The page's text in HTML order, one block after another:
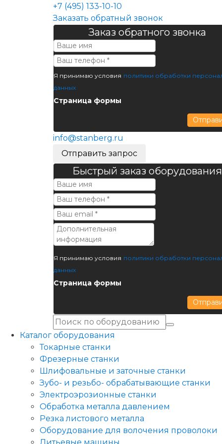
+7 (495) 133-10-10
Заказать обратный звонок
Заказ обратного звонка
Я принимаю условия политики обработки
данных
Страница формы
info@stanberg.ru
Отправить запрос
Быстрый заказ оборудования
Я принимаю условия политики обработки
данных
Страница формы
Каталог оборудования
Токарные станки
Фрезерные станки
Шлифовальные и заточные станки
Зубо- и резьбо- обрабатывающие станки
Электроэрозионные станки
Обработка металла давлением
Резка листового металла
Оборудование для волочения проволоки